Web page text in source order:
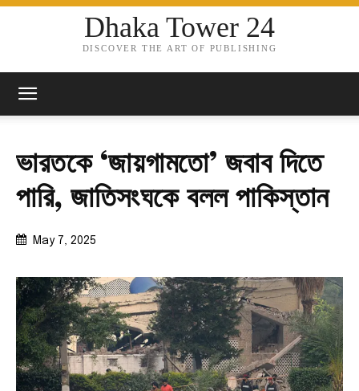
Dhaka Tower 24
DISCOVER THE ART OF PUBLISHING
ভারতকে ‘জায়গামতো’ জবাব দিতে
পারি, জাতিসংঘকে বলল পাকিস্তান
May 7, 2025